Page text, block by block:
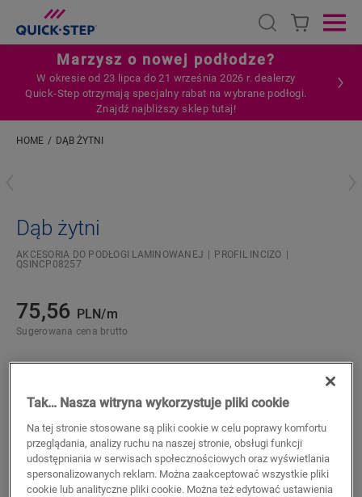
Open search
Marzysz o nowej podłodze?
W okresie od 23 lipca do 21 września 2026 r. dealerzy
Quick‑Step otrzymają specjalny rabat na wybrane podłogi.
Znajdź najbliższy sklep tutaj!
HOME DĄB ŻYTNI
Dąb żytni
AKCESORIA DO PODŁOGI LAMINOWANEJ
PROFIL INCIZO
QSINCP08257
75,56 PLN/m
Sugerowana cena brutto
WYSZUKAJ
Właściwości produktu
Tak… Nasza witryna wykorzystuje pliki cookie
Na tej stronie stosowane są pliki cookie w celu poprawy komfortu
przeglądania, analizy ruchu na naszej stronie, obsługi funkcji
udostępniania w serwisach społecznościowych oraz wyświetlania
spersonalizowanych reklam. Można zaakceptować wszystkie pliki
cookie lub analityczne pliki cookie. Można też edytować ustawienia